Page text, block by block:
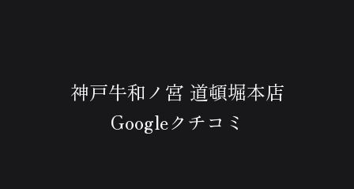
神戸牛和ノ宮 道頓堀本店
Googleクチコミ